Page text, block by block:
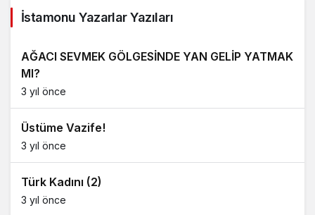
İstamonu Yazarlar Yazıları
AĞACI SEVMEK GÖLGESİNDE YAN GELİP YATMAK
MI?
3 yıl önce
Üstüme Vazife!
3 yıl önce
Türk Kadını (2)
3 yıl önce